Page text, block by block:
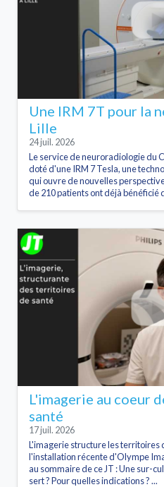
Une IRM 7T pour la
Lille
24 juil. 2026
Le service de neuroradiologie du
doté d'une IRM 7 Tesla, une
qui ouvre de nouvelles
de 210 patients ont déjà bénéficié
L'imagerie au coeur
santé
17 juil. 2026
L'imagerie structure les territoires
l'installation récente d'Olympe
au sommaire de ce JT : Une sur-
sert ? Pour quelles indications ? ...